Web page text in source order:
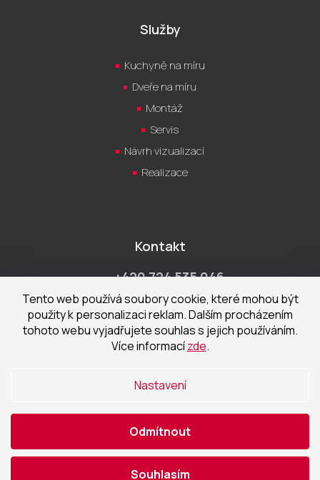
Tento web používá soubory cookie, které mohou být
použity k personalizaci reklam. Dalším procházením
tohoto webu vyjadřujete souhlas s jejich používáním.
Více informacízde.
Nastavení
Odmítnout
Souhlasím
Služby
Kuchyně na míru
Dveře na míru
Montáž
Servis
Návrh vizualizací
Realizace
Kontakt
+420 724 535 046
Po-Pá 9:00 - 18:00 hod
obchod@cecetka.cz
370 01 České Budějovice
Vytvořil Shoptet |Nakódoval eshopGuru